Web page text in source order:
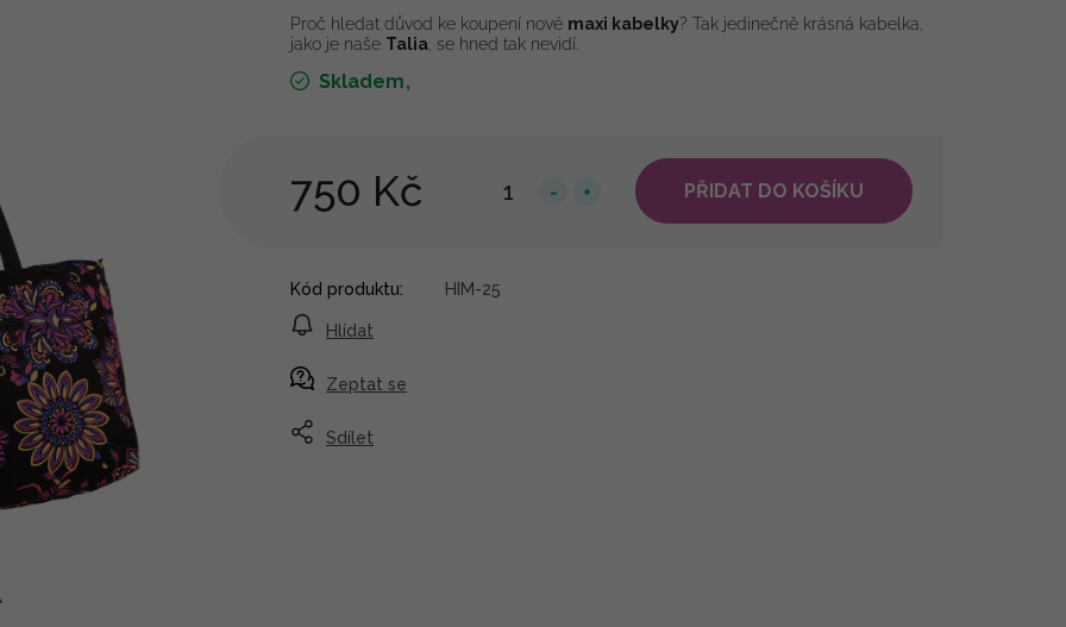
Skladem
750 Kč PŘIDAT DO KOŠÍKU
Proč hledat důvod ke koupení nové maxi kabelky? Tak jedinečně krásná kabelka,
jako je naše Talia , se hned tak nevidí.
Zeptat se
Hlídat
Sdílet
Kód produktu: HIM-25